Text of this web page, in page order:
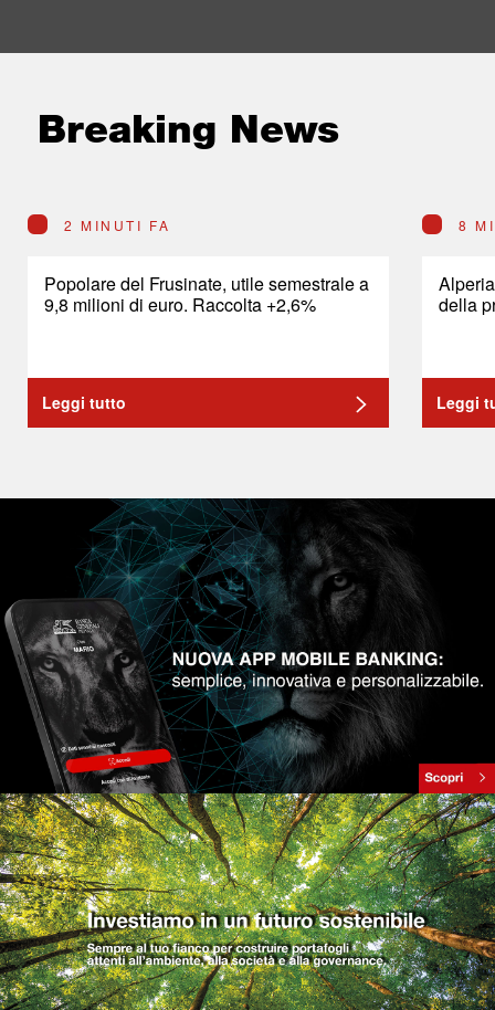
Breaking News
2 MINUTI FA
Popolare del Frusinate, utile semestrale a
9,8 milioni di euro. Raccolta +2,6%
Leggi tutto
8
della
Leggi